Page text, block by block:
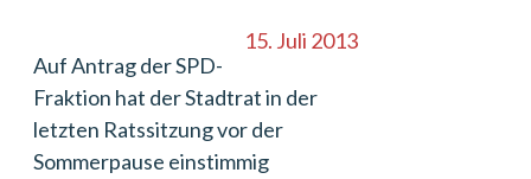
15. Juli 2013
Auf Antrag der SPD-
Fraktion hat der Stadtrat in der
letzten Ratssitzung vor der
Sommerpause einstimmig